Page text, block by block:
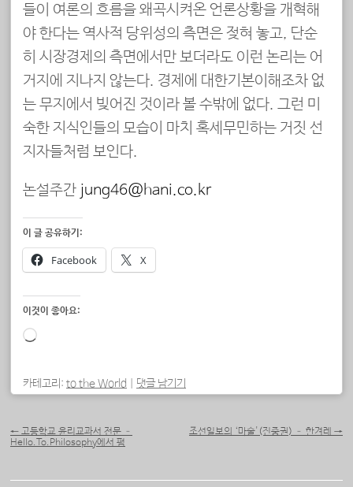
들이 여론의 흐름을 왜곡시켜온 언론상황을 개혁해
야 한다는 역사적 당위성의 측면은 젖혀 놓고, 단순
히 시장경제의 측면에서만 보더라도 이런 논리는 어
거지에 지나지 않는다. 경제에 대한기본이해조차 없
는 무지에서 빚어진 것이라 볼 수밖에 없다. 그런 미
숙한 지식인들의 모습이 마치 혹세무민하는 거짓 선
지자들처럼 보인다.
논설주간 jung46@hani.co.kr
이 글 공유하기:
Facebook X
이것이 좋아요:
로
중...
카테고리: to the World 댓글 남기기
← 고등학교 윤리교과서 전문 –
Hello.To.Philosophy에서 펌
조선일보의 ‘마술'(진중권) – 한겨레 →